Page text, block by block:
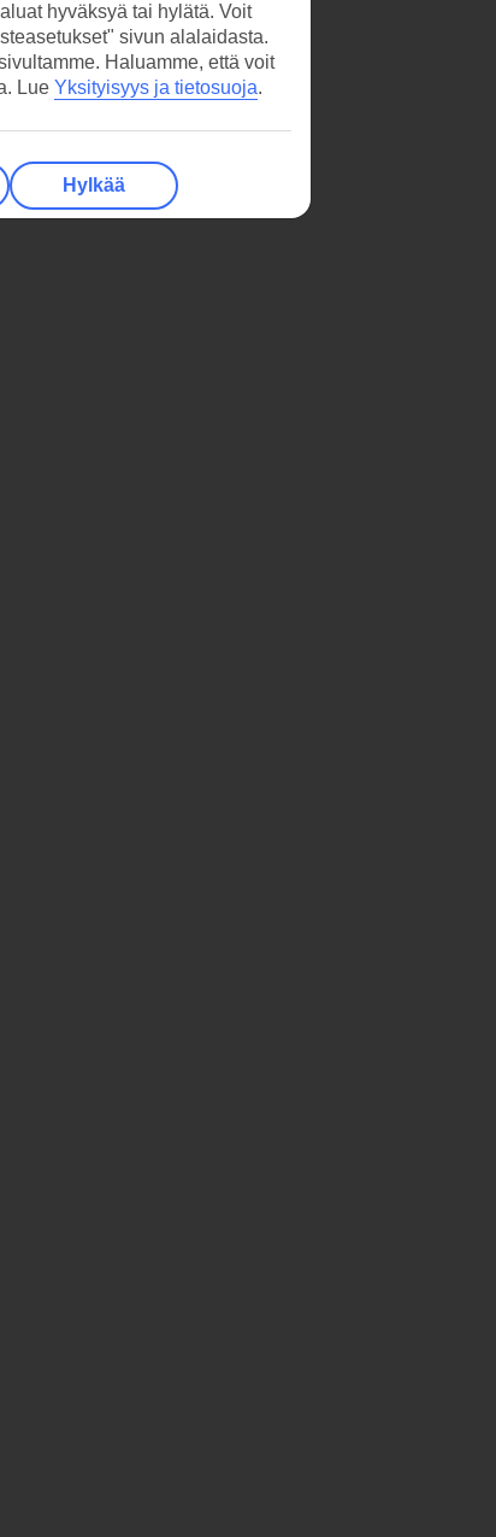
hyväksyä tai hylätä. Voit
sivun alalaidasta.
Haluamme, että voit
Lue Yksityisyys ja tietosuoja.
Hylkää